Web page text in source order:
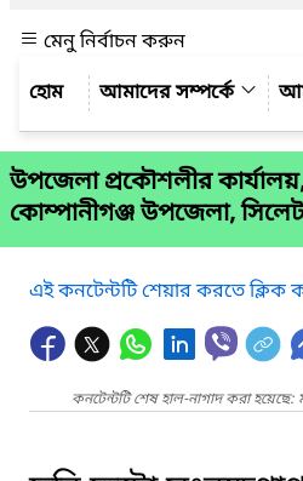
মেনু নির্বাচন করুন
আমাদের সম্পর্কে
উপজেলা প্রকৌশলীর
কোম্পানীগঞ্জ উপজেলা, সিলেট
এই কনটেন্টটি শেয়ার করতে ক্লিক
কনটেন্টটি শেষ হাল-নাগাদ করা